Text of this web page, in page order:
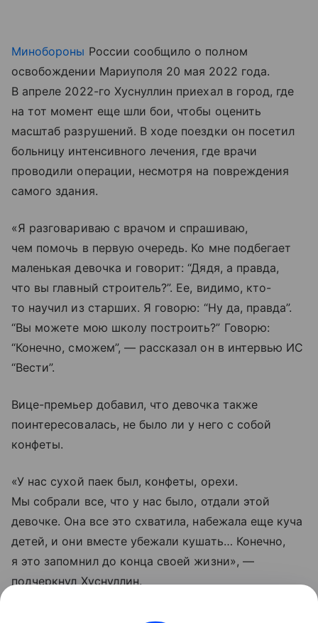
Минобороны России сообщило о полном
освобождении Мариуполя 20 мая 2022 года.
В апреле 2022-го Хуснуллин приехал в город, где
на тот момент еще шли бои, чтобы оценить
масштаб разрушений. В ходе поездки он посетил
больницу интенсивного лечения, где врачи
проводили операции, несмотря на повреждения
самого здания.
«Я разговариваю с врачом и спрашиваю,
чем помочь в первую очередь. Ко мне подбегает
маленькая девочка и говорит: “Дядя, а правда,
что вы главный строитель?”. Ее, видимо, кто-
то научил из старших. Я говорю: “Ну да, правда”.
“Вы можете мою школу построить?” Говорю:
“Конечно, сможем”, — рассказал он в интервью ИС
“Вести”.
Вице-премьер добавил, что девочка также
поинтересовалась, не было ли у него с собой
конфеты.
«У нас сухой паек был, конфеты, орехи.
Мы собрали все, что у нас было, отдали этой
девочке. Она все это схватила, набежала еще куча
детей, и они вместе убежали кушать… Конечно,
я это запомнил до конца своей жизни», —
подчеркнул Хуснуллин.
Он признался, что этот проект стал для него